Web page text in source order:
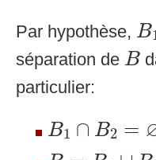
Par hypothèse, B
B1
séparation de B
B
particulier:
B1 ∩ B2 =
B1 ∩B2
B= 1∪ B 2